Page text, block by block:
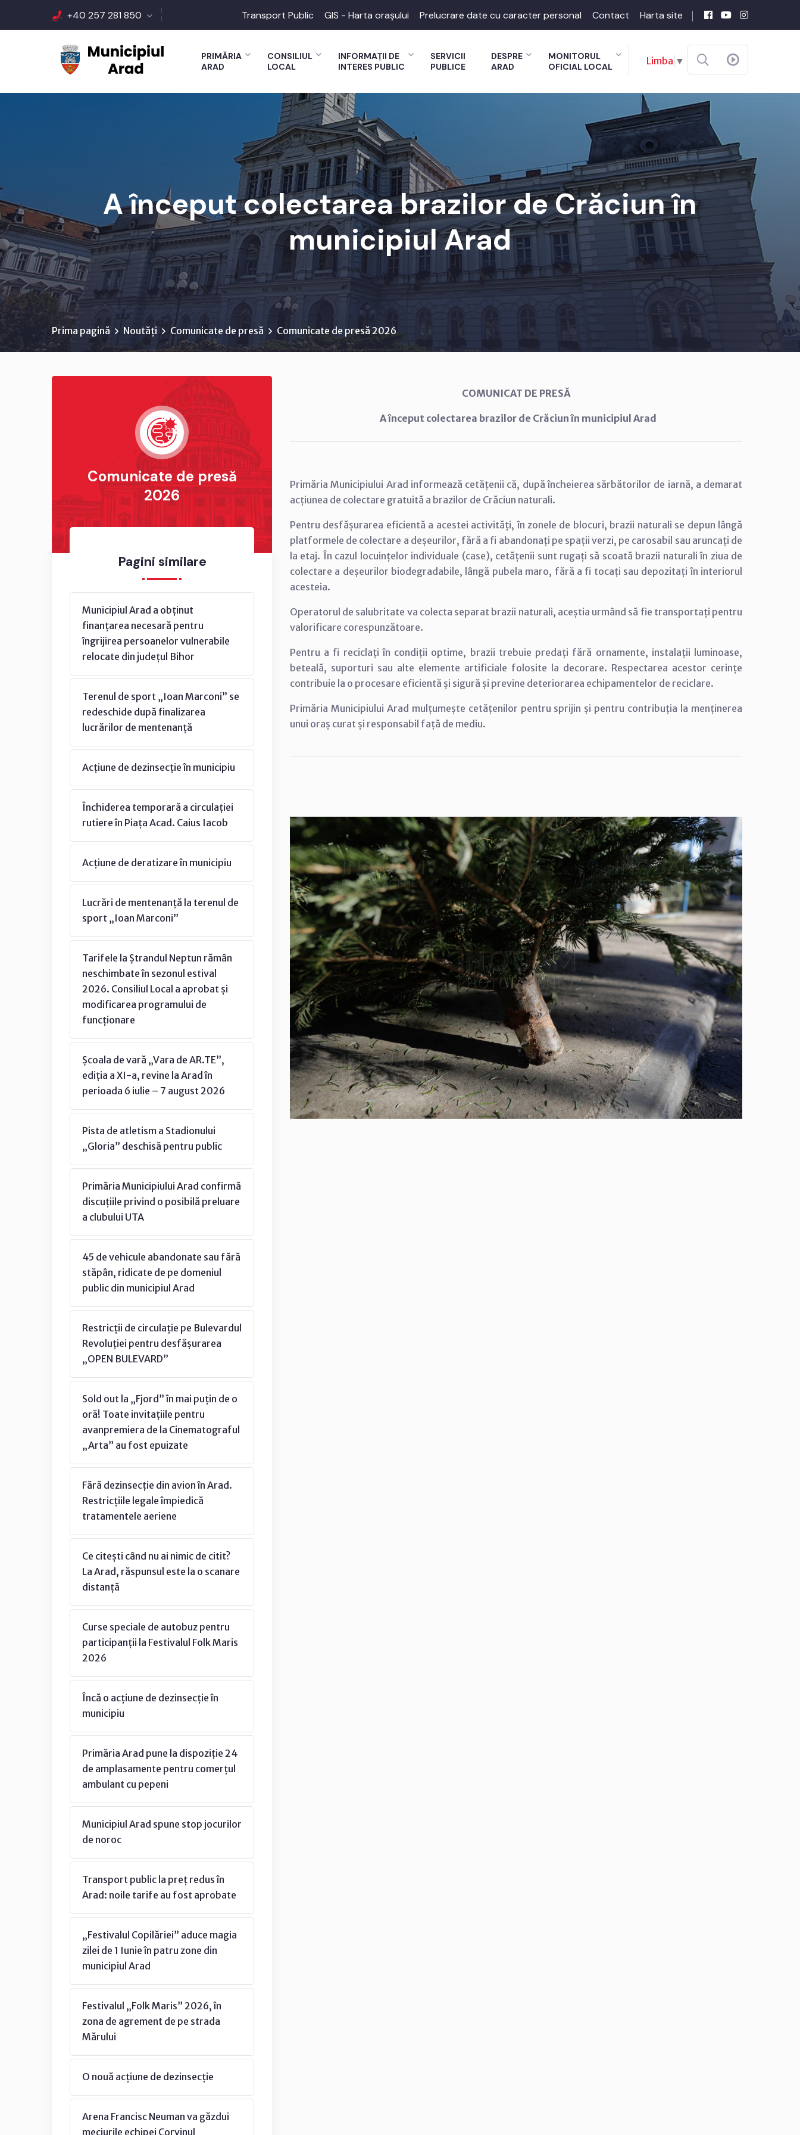
+40 257 281 850 Transport Public GIS - Harta orașului Prelucrare date cu caracter personal Contact Harta site
PRIMĂRIA
ARAD
CONSILIUL
LOCAL
INFORMAȚII DE
INTERES PUBLIC
SERVICII
PUBLICE
DESPRE
ARAD
MONITORUL
OFICIAL LOCAL
Limba ▼
A început colectarea brazilor de Crăciun în
municipiul Arad
Prima pagină Noutăți Comunicate de presă Comunicate de presă 2026
Comunicate de presă
2026
Pagini similare
Municipiul Arad a obținut
finanțarea necesară pentru
îngrijirea persoanelor vulnerabile
relocate din județul Bihor
Terenul de sport „Ioan Marconi” se
redeschide după finalizarea
lucrărilor de mentenanță
Acțiune de dezinsecție în municipiu
Închiderea temporară a circulației
rutiere în Piața Acad. Caius Iacob
Acțiune de deratizare în municipiu
Lucrări de mentenanță la terenul de
sport „Ioan Marconi”
Tarifele la Ștrandul Neptun rămân
neschimbate în sezonul estival
2026. Consiliul Local a aprobat și
modificarea programului de
funcționare
Școala de vară „Vara de AR.TE”,
ediția a XI-a, revine la Arad în
perioada 6 iulie – 7 august 2026
Pista de atletism a Stadionului
„Gloria” deschisă pentru public
Primăria Municipiului Arad confirmă
discuțiile privind o posibilă preluare
a clubului UTA
45 de vehicule abandonate sau fără
stăpân, ridicate de pe domeniul
public din municipiul Arad
Restricții de circulație pe Bulevardul
Revoluției pentru desfășurarea
„OPEN BULEVARD”
Sold out la „Fjord” în mai puțin de o
oră! Toate invitațiile pentru
avanpremiera de la Cinematograful
„Arta” au fost epuizate
Fără dezinsecție din avion în Arad.
Restricțiile legale împiedică
tratamentele aeriene
Ce citești când nu ai nimic de citit?
La Arad, răspunsul este la o scanare
distanță
Curse speciale de autobuz pentru
participanții la Festivalul Folk Maris
2026
Încă o acțiune de dezinsecție în
municipiu
Primăria Arad pune la dispoziție 24
de amplasamente pentru comerțul
ambulant cu pepeni
Municipiul Arad spune stop jocurilor
de noroc
Transport public la preț redus în
Arad: noile tarife au fost aprobate
„Festivalul Copilăriei” aduce magia
zilei de 1 Iunie în patru zone din
municipiul Arad
Festivalul „Folk Maris” 2026, în
zona de agrement de pe strada
Mărului
O nouă acțiune de dezinsecție
Arena Francisc Neuman va găzdui
meciurile echipei Corvinul
COMUNICAT DE PRESĂ
A început colectarea brazilor de Crăciun în municipiul Arad
Primăria Municipiului Arad informează cetățenii că, după încheierea sărbătorilor de iarnă, a demarat
acțiunea de colectare gratuită a brazilor de Crăciun naturali.
Pentru desfășurarea eficientă a acestei activități, în zonele de blocuri, brazii naturali se depun lângă
platformele de colectare a deșeurilor, fără a fi abandonați pe spații verzi, pe carosabil sau aruncați de
la etaj. În cazul locuințelor individuale (case), cetățenii sunt rugați să scoată brazii naturali în ziua de
colectare a deșeurilor biodegradabile, lângă pubela maro, fără a fi tocați sau depozitați în interiorul
acesteia.
Operatorul de salubritate va colecta separat brazii naturali, aceștia urmând să fie transportați pentru
valorificare corespunzătoare.
Pentru a fi reciclați în condiții optime, brazii trebuie predați fără ornamente, instalații luminoase,
beteală, suporturi sau alte elemente artificiale folosite la decorare. Respectarea acestor cerințe
contribuie la o procesare eficientă și sigură și previne deteriorarea echipamentelor de reciclare.
Primăria Municipiului Arad mulțumește cetățenilor pentru sprijin și pentru contribuția la menținerea
unui oraș curat și responsabil față de mediu.